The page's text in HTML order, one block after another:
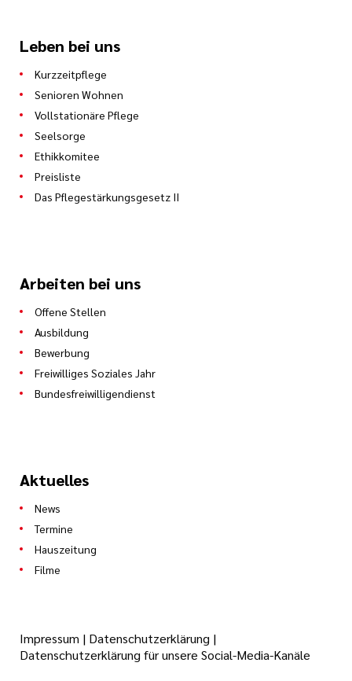
Leben bei uns
Kurzzeitpflege
Senioren Wohnen
Vollstationäre Pflege
Seelsorge
Ethikkomitee
Preisliste
Das Pflegestärkungsgesetz II
Arbeiten bei uns
Offene Stellen
Ausbildung
Bewerbung
Freiwilliges Soziales Jahr
Bundesfreiwilligendienst
Aktuelles
News
Termine
Hauszeitung
Filme
Impressum | Datenschutzerklärung |
Datenschutzerklärung für unsere Social-Media-Kanäle